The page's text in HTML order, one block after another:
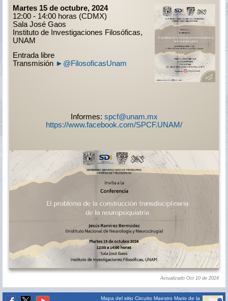
Martes 15 de octubre, 2024
12:00 - 14:00 horas (CDMX)
Sala José Gaos
Instituto de Investigaciones Filosóficas,
UNAM
Entrada libre
Transmisión ►@FilosoficasUnam
Informes: spcf@unam.mx
https://www.facebook.com/SPCF.UNAM/
Actualizado Oct 10 de 2024
Mapa del sitio Circuito Maestro Mario de la